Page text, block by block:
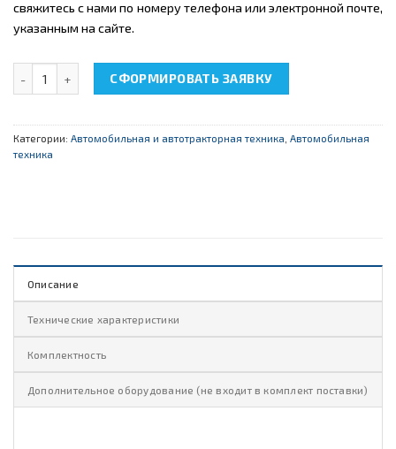
свяжитесь с нами по номеру телефона или электронной почте,
указанным на сайте.
Количество товара НТЦ-15.25 "Подушка и ремни безопасности"
СФОРМИРОВАТЬ ЗАЯВКУ
Категории: Автомобильная и автотракторная техника Автомобильная
техника
Описание
Технические характеристики
Комплектность
Дополнительное оборудование (не входит в комплект поставки)